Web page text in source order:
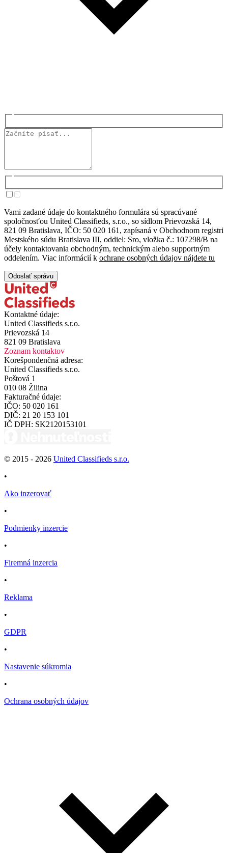
Vami zadané údaje do kontaktného formulára sú spracúvané
spoločnosťou United Classifieds, s.r.o., so sídlom Prievozská 14,
821 09 Bratislava, IČO: 50 020 161, zapísaná v Obchodnom registri
Mestského súdu Bratislava III, oddiel: Sro, vložka č.: 107298/B na
účely kontaktovania obchodným, technickým alebo supportným
oddelením. Viac informácií k ochrane osobných údajov nájdete tu
Odoslať správu
Kontaktné údaje:
United Classifieds s.r.o.
Prievozská 14
821 09 Bratislava
Zoznam kontaktov
Korešpondenčná adresa:
United Classifieds s.r.o.
Poštová 1
010 08 Žilina
Fakturačné údaje:
IČO: 50 020 161
DIČ: 21 20 153 101
IČ DPH: SK2120153101
© 2015 - 2026 United Classifieds s.r.o.
•
Ako inzerovať
•
Podmienky inzercie
•
Firemná inzercia
•
Reklama
•
GDPR
•
Nastavenie súkromia
•
Ochrana osobných údajov